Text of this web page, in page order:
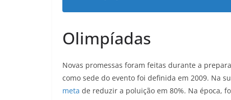
Olimpíadas
Novas promessas foram feitas durante a
como sede do evento foi definida em 2009. Na
meta de reduzir a poluição em 80%. Na época,